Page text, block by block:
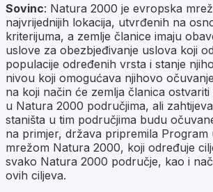
Sovinc: Natura 2000 je evropska
najvrijednijih lokacija, utvrđenih na
kriterijuma, a zemlje članice imaju
uslove za obezbjeđivanje uslova koji
populacije određenih vrsta i stanje
nivou koji omogućava njihovo
na koji način će zemlja članica
u Natura 2000 područjima, ali
staništa u tim područjima budu
na primjer, država pripremila Program
mrežom Natura 2000, koji određuje
svako Natura 2000 područje, kao i
ovih ciljeva.